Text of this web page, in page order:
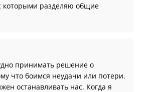
которыми разделяю общие
принимать решение о
что боимся неудачи или потери.
останавливать нас. Когда я